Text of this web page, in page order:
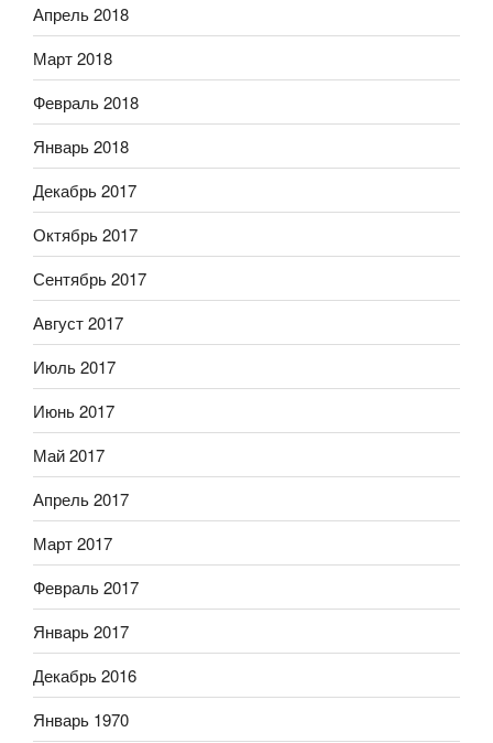
Апрель 2018
Март 2018
Февраль 2018
Январь 2018
Декабрь 2017
Октябрь 2017
Сентябрь 2017
Август 2017
Июль 2017
Июнь 2017
Май 2017
Апрель 2017
Март 2017
Февраль 2017
Январь 2017
Декабрь 2016
Январь 1970